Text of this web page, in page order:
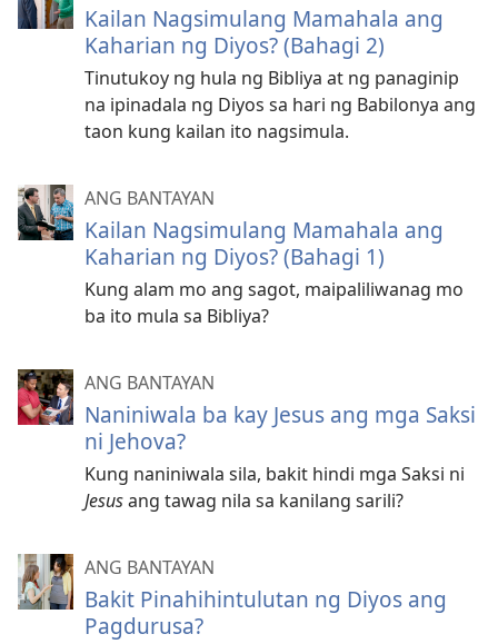
Kailan Nagsimulang Mamahala ang
Kaharian ng Diyos? (Bahagi 2)
Tinutukoy ng hula ng Bibliya at ng panaginip
na ipinadala ng Diyos sa hari ng Babilonya ang
taon kung kailan ito nagsimula.
ANG BANTAYAN
Kailan Nagsimulang Mamahala ang
Kaharian ng Diyos? (Bahagi 1)
Kung alam mo ang sagot, maipaliliwanag mo
ba ito mula sa Bibliya?
ANG BANTAYAN
Naniniwala ba kay Jesus ang mga Saksi
ni Jehova?
Kung naniniwala sila, bakit hindi mga Saksi ni
Jesusang tawag nila sa kanilang sarili?
ANG BANTAYAN
Bakit Pinahihintulutan ng Diyos ang
Pagdurusa?